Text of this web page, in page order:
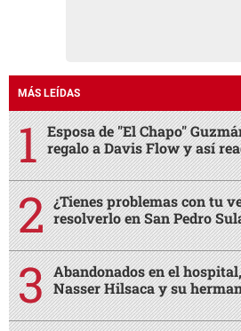
MÁS LEÍDAS
Esposa de "El Chapo"
regalo a Davis Flow y así
¿Tienes problemas con tu
resolverlo en San Pedro
Abandonados en el
Nasser Hilsaca y su